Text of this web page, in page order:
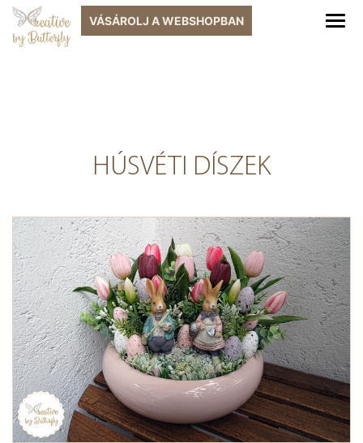
VÁSÁROLJ AWEBSHOPBAN
HÚSVÉTI DÍSZEK